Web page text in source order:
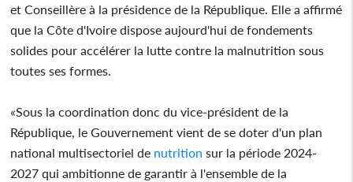
et Conseillère à la présidence de la République. Elle a affirmé
que la Côte d'Ivoire dispose aujourd'hui de fondements
solides pour accélérer la lutte contre la malnutrition sous
toutes ses formes.
«Sous la coordination donc du vice-président de la
République, le Gouvernement vient de se doter d'un plan
national multisectoriel de nutrition sur la période 2024-
2027 qui ambitionne de garantir à l'ensemble de la